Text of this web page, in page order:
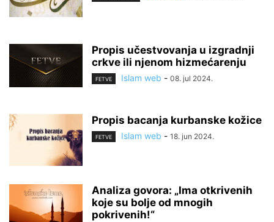
Propis učestvovanja u izgradnji
crkve ili njenom hizmećarenju
FETVE Islam web - 08. jul 2024.
Propis bacanja kurbanske kožice
FETVE Islam web - 18. jun 2024.
Analiza govora: „Ima otkrivenih
koje su bolje od mnogih
pokrivenih!“